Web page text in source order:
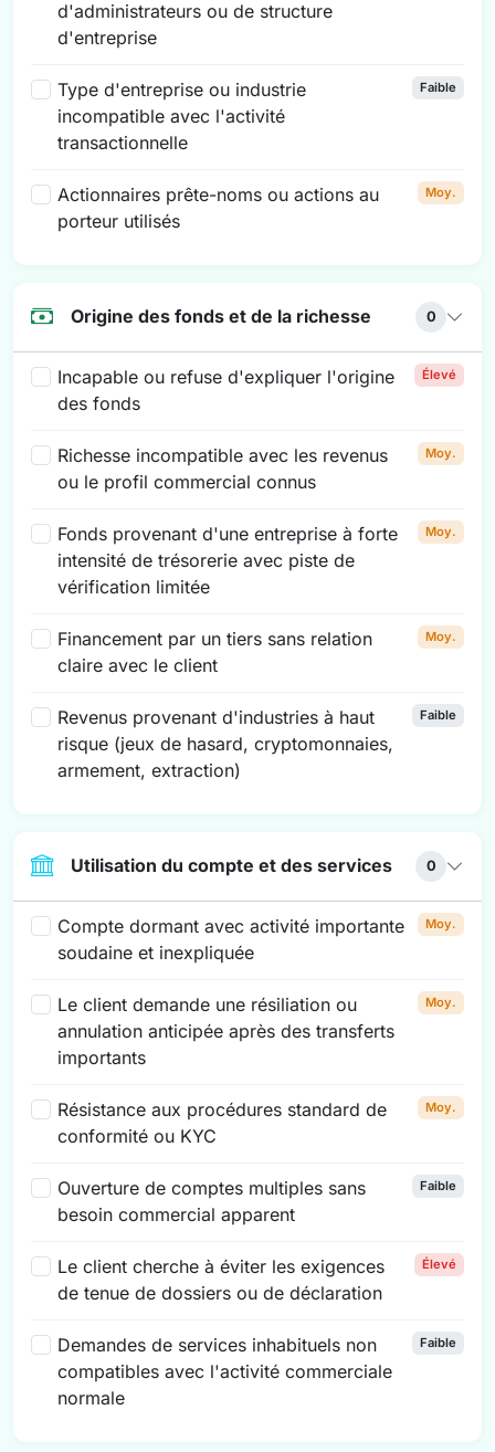
d'administrateurs ou de structure
d'entreprise
Type d'entreprise ou industrie
incompatible avec l'activité
transactionnelle
Faible
Actionnaires prête-noms ou actions au
porteur utilisés
Moy.
Origine des fonds et de la richesse 0
Incapable ou refuse d'expliquer l'origine
des fonds
Élevé
Richesse incompatible avec les revenus
ou le profil commercial connus
Moy.
Fonds provenant d'une entreprise à forte
intensité de trésorerie avec piste de
vérification limitée
Moy.
Financement par un tiers sans relation
claire avec le client
Moy.
Revenus provenant d'industries à haut
risque (jeux de hasard, cryptomonnaies,
armement, extraction)
Faible
Utilisation du compte et des services 0
Compte dormant avec activité importante
soudaine et inexpliquée
Moy.
Le client demande une résiliation ou
annulation anticipée après des transferts
importants
Moy.
Résistance aux procédures standard de
conformité ou KYC
Moy.
Ouverture de comptes multiples sans
besoin commercial apparent
Faible
Le client cherche à éviter les exigences
de tenue de dossiers ou de déclaration
Élevé
Demandes de services inhabituels non
compatibles avec l'activité commerciale
normale
Faible